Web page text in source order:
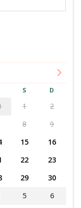
S D
1
2
8
9
15
16
22
23
29
30
5 6